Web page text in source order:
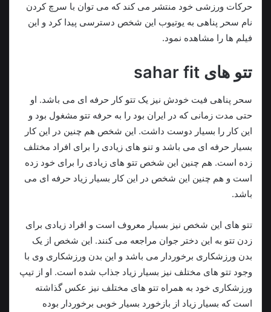
حرکات ورزشی خود منتشر می کند که می توان با سرچ کردن
نام سحر پناهی به یوتیوب این شخص دسترسی پیدا کرد و این
فیلم ها را مشاهده نمود.
تتو های sahar fit
سحر پناهی فیت خودش نیز یک تتو کار حرفه ای می باشد. او
حتی مدت زمانی که در ایران بود را به حرفه تتو مشغول بود و
این کار را بسیار دوست داشت. این شخص هم چنین در این کار
بسیار حرفه ای می باشد و تنو های زیادی را برای افراد مختلف
زده است. هم چنین این شخص تتو های زیادی را برای خود زده
است و هم چنین این شخص در این کار بسیار زیاد حرفه ای می
باشد.
تتو های این شخص نیز بسیار معروف است و افراد زیادی برای
زدن تتو به این دختر جوان مراجعه می کنند. این شخص از یک
بدن ورزشکاری برخوردار می باشد و این بدن ورزشکاری وی با
وجود تتو های مختلف نیز بسیار زیاد جذاب شده است. او از تیپ
ورزشکاری خود به همراه تتو های مختلف نیز عکس گذاشته
است که بسیار زیاد از بازخورد بسیار خوبی برخوردار بوده